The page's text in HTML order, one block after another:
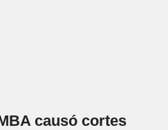
causó cortes